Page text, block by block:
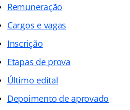
Remuneração
Cargos e vagas
Inscrição
Etapas de prova
Último edital
Depoimento de aprovado